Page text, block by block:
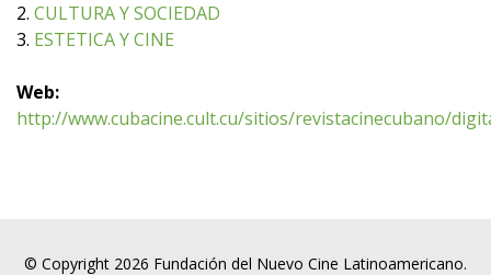
2. CULTURA Y SOCIEDAD
3. ESTETICA Y CINE
Web:
http://www.cubacine.cult.cu/sitios/revistacinecubano/
© Copyright 2026 Fundación del Nuevo Cine Latinoamericano.